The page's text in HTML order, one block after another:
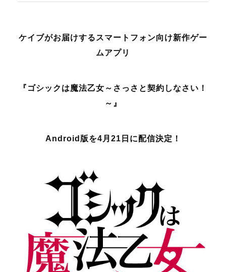
ケイブがお届けするスマートフォン向け新作ゲー
ムアプリ
『ゴシックは魔法乙女～さっさと契約しなさい！
～』
Android 版を4月21日に配信決定！